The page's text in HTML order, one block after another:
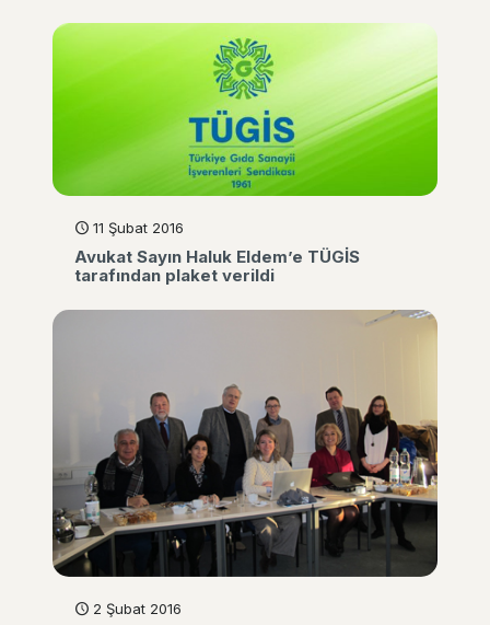
11 Şubat 2016
Avukat Sayın Haluk Eldem’e TÜGİS
tarafından plaket verildi
2 Şubat 2016